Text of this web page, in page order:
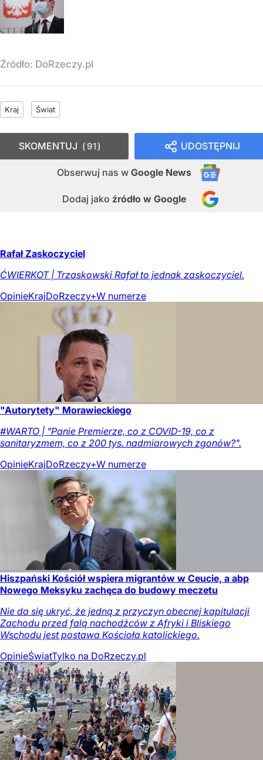
Źródło: DoRzeczy.pl
Kraj Świat
UDOSTĘPNIJ
Obserwuj nas w Google News
Dodaj jako źródło w Google
SKOMENTUJ 91
Rafał Zaskoczyciel
ĆWIERKOT | Trzaskowski Rafał to jednak zaskoczyciel.
OpinieKrajDoRzeczy+W numerze
"Autorytety" Morawieckiego
#WARTO | "Panie Premierze, co z COVID-19, co z
sanitaryzmem, co z 200 tys. nadmiarowych zgonów?".
OpinieKrajDoRzeczy+W numerze
Hiszpański Kościół wspiera migrantów w Ceucie, a abp
Nowego Meksyku zachęca do budowy meczetu
Nie da się ukryć, że jedną z przyczyn obecnej kapitulacji
Zachodu przed falą nachodźców z Afryki i Bliskiego
Wschodu jest postawa Kościoła katolickiego.
OpinieŚwiatTylko na DoRzeczy.pl